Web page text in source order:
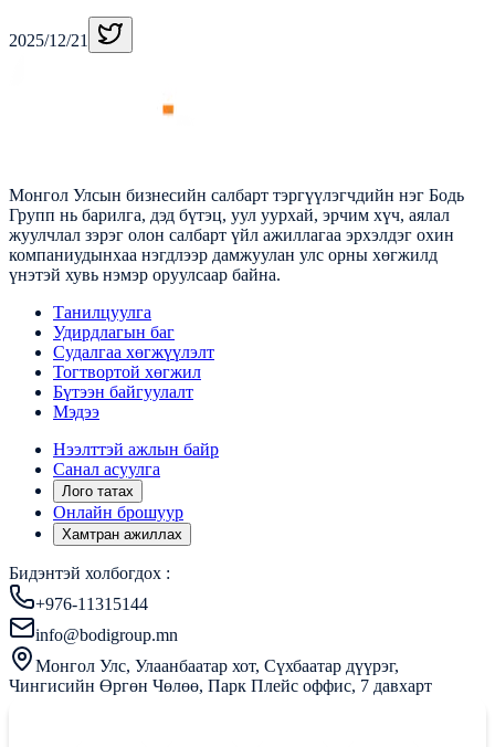
2025/12/21
Монгол Улсын бизнесийн салбарт тэргүүлэгчдийн нэг Бодь
Групп нь барилга, дэд бүтэц, уул уурхай, эрчим хүч, аялал
жуулчлал зэрэг олон салбарт үйл ажиллагаа эрхэлдэг охин
компаниудынхаа нэгдлээр дамжуулан улс орны хөгжилд
үнэтэй хувь нэмэр оруулсаар байна.
Танилцуулга
Удирдлагын баг
Судалгаа хөгжүүлэлт
Тогтвортой хөгжил
Бүтээн байгуулалт
Мэдээ
Нээлттэй ажлын байр
Санал асуулга
Лого татах
Онлайн брошуур
Хамтран ажиллах
Бидэнтэй холбогдох :
+976-11315144
info@bodigroup.mn
Монгол Улс, Улаанбаатар хот, Сүхбаатар дүүрэг,
Чингисийн Өргөн Чөлөө, Парк Плейс оффис, 7 давхарт